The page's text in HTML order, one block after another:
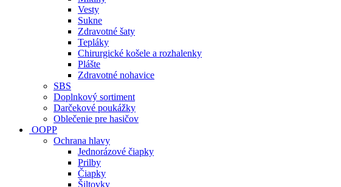
Vesty
Sukne
Zdravotné šaty
Tepláky
Chirurgické košele a rozhalenky
Plášte
Zdravotné nohavice
SBS
Doplnkový sortiment
Darčekové poukážky
Oblečenie pre hasičov
OOPP
Ochrana hlavy
Jednorázové čiapky
Prilby
Čiapky
Šiltovky